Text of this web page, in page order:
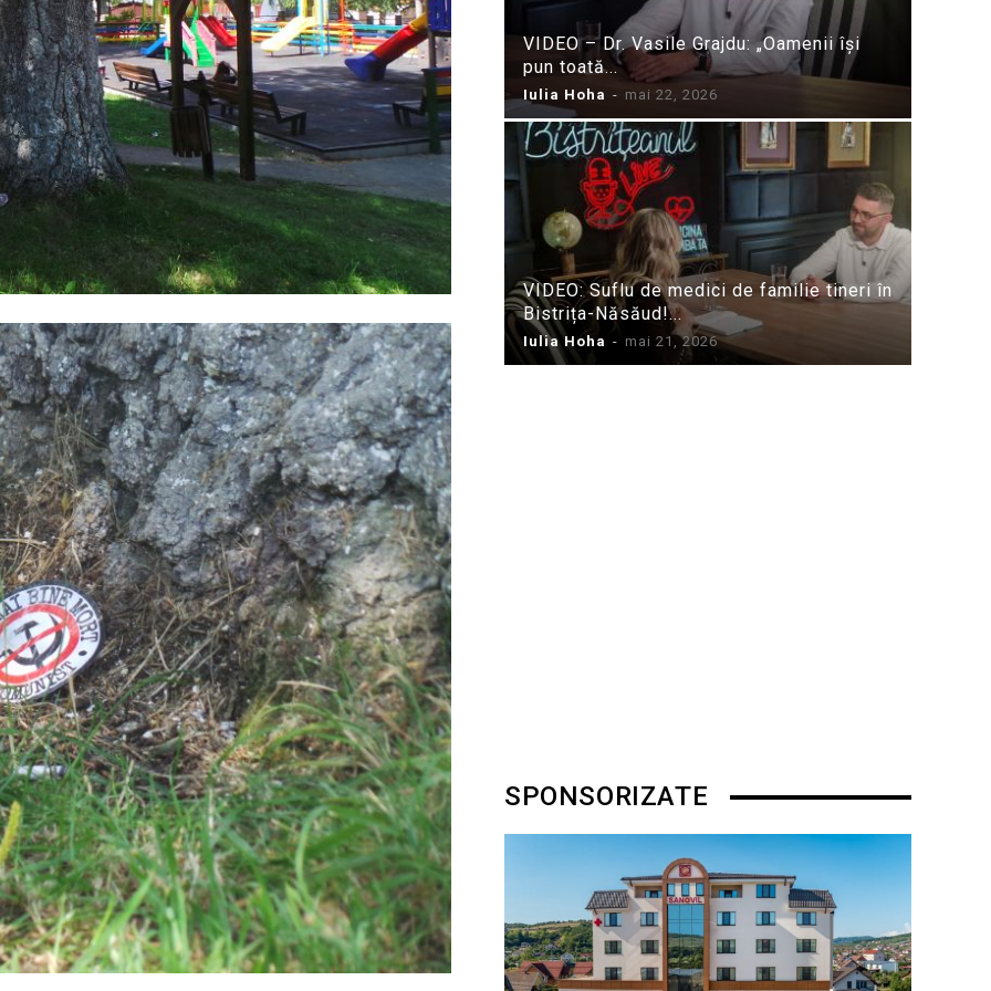
VIDEO – Dr. Vasile Grajdu: „Oamenii își
pun toată...
Iulia Hoha - mai 22, 2026
VIDEO: Suflu de medici de familie tineri în
Bistrița-Năsăud!...
Iulia Hoha - mai 21, 2026
SPONSORIZATE